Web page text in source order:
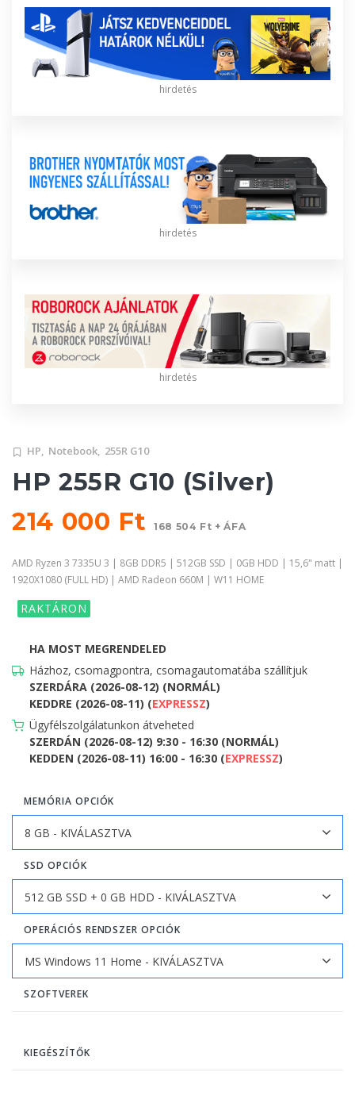
hirdetés
hirdetés
hirdetés
HP, Notebook, 255R G10
HP 255R G10 (Silver)
214 000 Ft168 504 Ft + ÁFA
AMD Ryzen 3 7335U 3 | 8GB DDR5 | 512GB SSD | 0GB HDD | 15,6" matt |
1920X1080 (FULL HD) | AMD Radeon 660M | W11 HOME
RAKTÁRON
HA MOST MEGRENDELED
Házhoz, csomagpontra, csomagautomatába szállítjuk
SZERDÁRA (2026-08-12) (NORMÁL)
KEDDRE (2026-08-11) (EXPRESSZ)
Ügyfélszolgálatunkon átveheted
SZERDÁN (2026-08-12) 9:30 - 16:30 (NORMÁL)
KEDDEN (2026-08-11) 16:00 - 16:30 (EXPRESSZ)
MEMÓRIA OPCIÓK
SSD OPCIÓK
OPERÁCIÓS RENDSZER OPCIÓK
SZOFTVEREK
KIEGÉSZÍTŐK